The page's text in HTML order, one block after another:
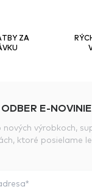
ZA
E-
výrobkoch,
ktoré posielame